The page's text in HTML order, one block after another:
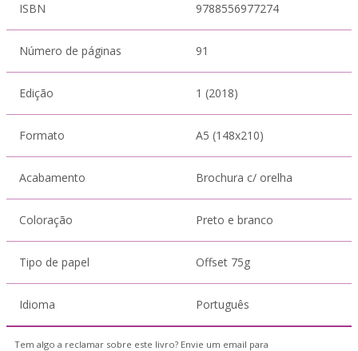
ISBN 9788556977274
Número de páginas 91
Edição 1 (2018)
Formato A5 (148x210)
Acabamento Brochura c/ orelha
Coloração Preto e branco
Tipo de papel Offset 75g
Idioma Português
Tem algo a reclamar sobre este livro? Envie um email para